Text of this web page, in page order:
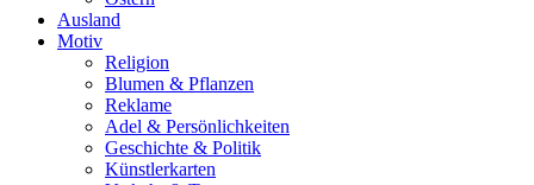
Ausland
Motiv
Religion
Blumen & Pflanzen
Reklame
Adel & Persönlichkeiten
Geschichte & Politik
Künstlerkarten